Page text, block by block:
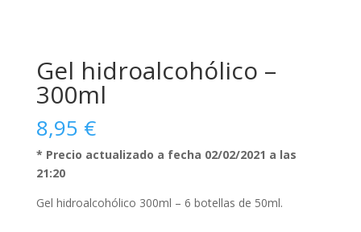
Gel hidroalcohólico –
300ml
8,95 €
* Precio actualizado a fecha 02/02/2021 a las
21:20
Gel hidroalcohólico 300ml – 6 botellas de 50ml.